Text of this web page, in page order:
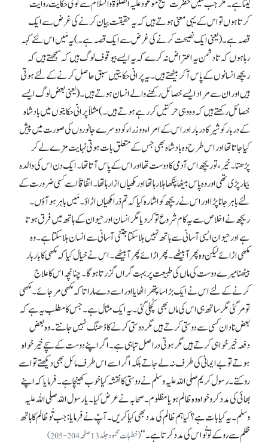
لیتا ہے۔ مگر جب مَیں حضرت مسیح موعود علیہ الصلوٰۃ والسلام سے کوئی حکایت روایت
کرتا ہوں تو اس کے یہی معنی ہوتے ہیں کہ یہ حقیقت بیان کرنے کی غرض سے ایک
قصہ ہے۔ (یعنی ایک نصیحت کرنے کی غرض سے ایک قصہ ہے۔) یہ مَیں اس لئے کہہ
رہا ہوں کہ تا دشمن یہ اعتراض نہ کرے کہ یہ ایسے بیوقوف لوگ ہیں کہ سمجھتے ہیں کہ
ریچھ انسانوں کے پاس آ کر بیٹھتے ہیں۔ یہ پرانی حکایتیں سبق حاصل کرنے کے لئے ہوتی
ہیں اور ان سے مراد ایسے خصائل رکھنے والے انسان ہوتے ہیں۔ (یعنی بعض لوگ ایسے
خصائل رکھتے ہیں کہ وہ وہی حرکتیں کر رہے ہوتے ہیں۔) مثلاً پرانی حکایتوں میں بادشاہ
کے دربار کو شیر کا دربار اور اس کے امراء و وزراء کو دوسرے جانوروں کی صورت میں پیش
کیا جاتا تھا اور اس طرح وہ بادشاہ بھی جس کے متعلق بات ہوتی نہایت مزے لے کر
پڑھتا۔ خیر، تو ریچھ اس آدمی کا دوست تھا اور اس کے پاس آتا تھا۔ ایک دن اس کی والدہ
بیمار پڑی تھی اور وہ پاس بیٹھا پنکھا ہلا رہا تھا اور مکھیاں اڑا رہا تھا۔ اتفاقاً اسے کسی ضرورت کے
لئے باہر جانا پڑا اور اس نے ریچھ کو اشارہ کیا کہ تم ذرا مکھیاں اڑاؤ۔ مَیں باہر ہو آؤں۔
ریچھ نے اخلاص سے یہ کام شروع تو کر دیا مگر انسان اور حیوان کے ہاتھ میں فرق ہوتا
ہے اور حیوان ایسی آسانی سے ہاتھ نہیں ہلا سکتا جتنی آسانی سے انسان ہلا سکتا ہے۔ وہ
مکھی اڑائے لیکن وہ پھر آ بیٹھے۔ پھر اڑائے پھر آ بیٹھے۔ اس نے خیال کیا کہ مکھی کا بار بار
بیٹھنا میرے دوست کی ماں کی طبیعت پر بہت گراں گزرتا ہو گا۔ چنانچہ اس کا علاج
کرنے کے لئے اس نے ایک بڑا سا پتھر اٹھایا اور اسے دے مارا تا کہ مکھی مر جائے۔ مکھی
تو مر گئی مگر ساتھ ہی اس کی ماں بھی کُچلی گئی۔ یہ ایک مثال ہے۔ جس کا مطلب یہ ہے کہ
بعض نادان کسی سے دوستی کرتے ہیں مگر دوستی کرنے کا ڈھنگ نہیں جانتے۔ وہ بعض
دفعہ خیر خواہی کرتے ہیں مگر ہوتی دراصل تباہی ہے۔ اگر اپنے دوست کے سچے خیر خواہ
ہوتے تو بے ایمانی کی طرف نہ لے جاتے بلکہ اگر اسے اس طرف مائل بھی دیکھتے تو اسے
روکتے۔ رسول کریم صلی اللہ علیہ وسلم نے دوستی کا نقشہ کیا خوب کھینچا ہے۔ فرمایا کہ اپنے
بھائی کی مدد کرو خواہ وہ ظالم ہو یا مظلوم۔ صحابہ نے عرض کیا۔ یا رسول اللہ صلی اللہ علیہ
وسلم۔ یہ کیا بات ہے؟ کیا ہم ظالم کی مدد بھی کیا کریں۔ آپؑ نے فرمایا: جب تُو ظالم کا ہاتھ
ظلم سے روکے تو تُو اس کی مدد کرتا ہے۔‘‘(خطبات محمود جلد 13 صفحہ 204-205)